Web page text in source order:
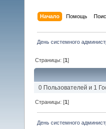
Начало Помощь
День системного
Страницы: [1]
0 Пользователей и 1
Страницы: [1]
День системного